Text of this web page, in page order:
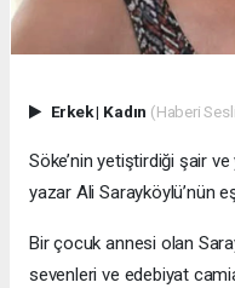
Erkek| Kadın (Haberi
Söke’nin yetiştirdiği şair
yazar Ali Sarayköylü’nün
Bir çocuk annesi olan
sevenleri ve edebiyat